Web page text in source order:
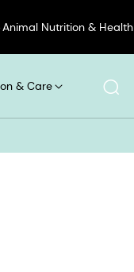
Animal Nutrition & Health
& Care